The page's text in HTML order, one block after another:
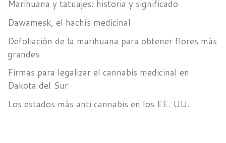
Marihuana y tatuajes: historia y significado
Dawamesk, el hachís medicinal
Defoliación de la marihuana para obtener flores más
grandes
Firmas para legalizar el cannabis medicinal en
Dakota del Sur
Los estados más anti cannabis en los EE. UU.